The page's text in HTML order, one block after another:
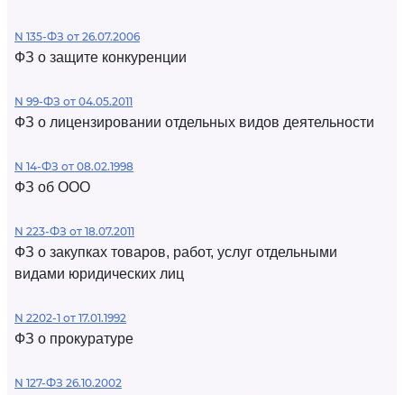
N 135-ФЗ от 26.07.2006
ФЗ о защите конкуренции
N 99-ФЗ от 04.05.2011
ФЗ о лицензировании отдельных видов деятельности
N 14-ФЗ от 08.02.1998
ФЗ об ООО
N 223-ФЗ от 18.07.2011
ФЗ о закупках товаров, работ, услуг отдельными
видами юридических лиц
N 2202-1 от 17.01.1992
ФЗ о прокуратуре
N 127-ФЗ 26.10.2002